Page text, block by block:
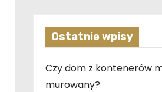
Ostatnie wpisy
Czy dom z kontenerów
murowany?